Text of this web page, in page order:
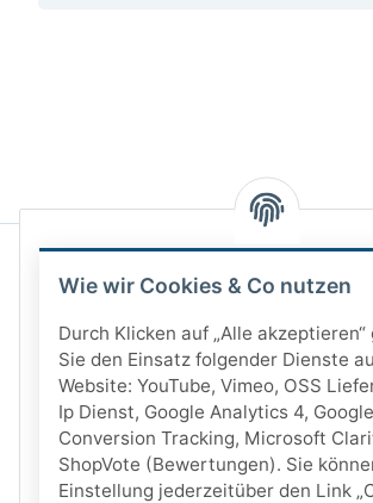
Wie wir Cookies & Co nutzen
Durch Klicken auf „Alle
Sie den Einsatz folgender Dienste
Website: YouTube, Vimeo, OSS
Ip Dienst, Google Analytics 4,
Conversion Tracking, Microsoft
ShopVote (Bewertungen). Sie
Einstellung jederzeitüber den Link